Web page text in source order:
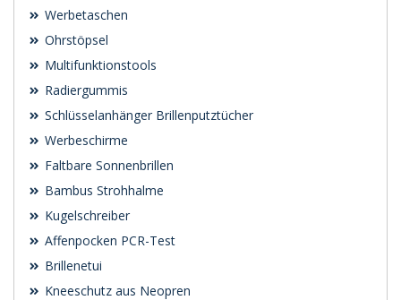
Werbetaschen
Ohrstöpsel
Multifunktionstools
Radiergummis
Schlüsselanhänger Brillenputztücher
Werbeschirme
Faltbare Sonnenbrillen
Bambus Strohhalme
Kugelschreiber
Affenpocken PCR-Test
Brillenetui
Kneeschutz aus Neopren